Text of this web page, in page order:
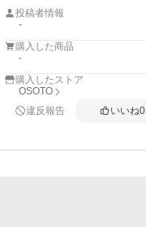
投稿者情報
-
購入した商品
-
購入したストア
OSOTO
違反報告
いいね0